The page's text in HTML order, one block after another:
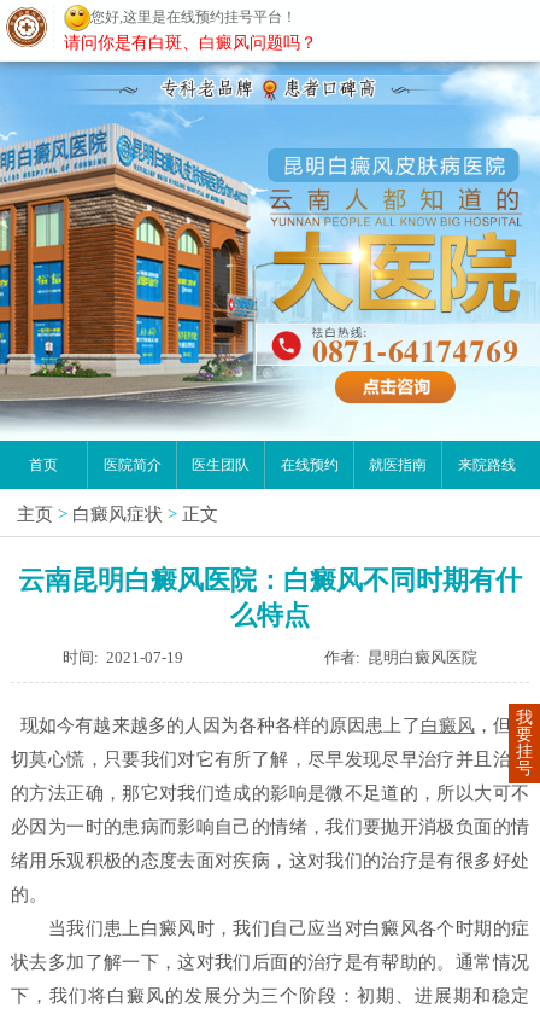
昆明白癜风医院
首页 医院简介 医生团队 在线预约 就医指南 来院路线
主页 > 白癜风症状 > 正文
云南昆明白癜风医院：白癜风不同时期有什
么特点
时间: 2021-07-19 作者: 昆明白癜风医院
现如今有越来越多的人因为各种各样的原因患上了白癜风，但是
切莫心慌，只要我们对它有所了解，尽早发现尽早治疗并且治疗
的方法正确，那它对我们造成的影响是微不足道的，所以大可不
必因为一时的患病而影响自己的情绪，我们要抛开消极负面的情
绪用乐观积极的态度去面对疾病，这对我们的治疗是有很多好处
的。
当我们患上白癜风时，我们自己应当对白癜风各个时期的症
状去多加了解一下，这对我们后面的治疗是有帮助的。通常情况
下，我们将白癜风的发展分为三个阶段：初期、进展期和稳定
我
要
挂
号
请问你是有白斑、白癜风问题吗？